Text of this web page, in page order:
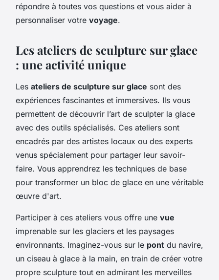
répondre à toutes vos questions et vous aider à
personnaliser votre voyage.
Les ateliers de sculpture sur glace
: une activité unique
Les ateliers de sculpture sur glace sont des
expériences fascinantes et immersives. Ils vous
permettent de découvrir l’art de sculpter la glace
avec des outils spécialisés. Ces ateliers sont
encadrés par des artistes locaux ou des experts
venus spécialement pour partager leur savoir-
faire. Vous apprendrez les techniques de base
pour transformer un bloc de glace en une véritable
œuvre d'art.
Participer à ces ateliers vous offre une vue
imprenable sur les glaciers et les paysages
environnants. Imaginez-vous sur le pont du navire,
un ciseau à glace à la main, en train de créer votre
propre sculpture tout en admirant les merveilles